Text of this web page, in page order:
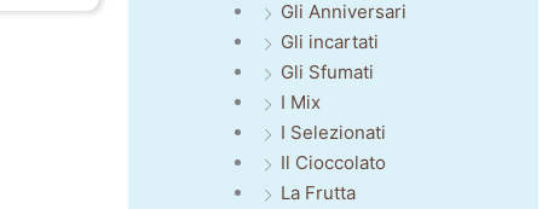
Gli Anniversari
Gli incartati
Gli Sfumati
I Mix
I Selezionati
Il Cioccolato
La Frutta